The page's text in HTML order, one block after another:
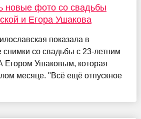
новые фото со свадьбы
и Егора Ушакова
показала в
снимки со свадьбы с 23-летним
Егором Ушаковым, которая
месяце. "Всё ещё отпускное